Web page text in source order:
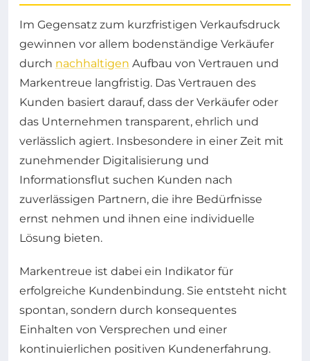
Im Gegensatz zum kurzfristigen Verkaufsdruck
gewinnen vor allem bodenständige Verkäufer
durch nachhaltigen Aufbau von Vertrauen und
Markentreue langfristig. Das Vertrauen des
Kunden basiert darauf, dass der Verkäufer oder
das Unternehmen transparent, ehrlich und
verlässlich agiert. Insbesondere in einer Zeit mit
zunehmender Digitalisierung und
Informationsflut suchen Kunden nach
zuverlässigen Partnern, die ihre Bedürfnisse
ernst nehmen und ihnen eine individuelle
Lösung bieten.
Markentreue ist dabei ein Indikator für
erfolgreiche Kundenbindung. Sie entsteht nicht
spontan, sondern durch konsequentes
Einhalten von Versprechen und einer
kontinuierlichen positiven Kundenerfahrung.